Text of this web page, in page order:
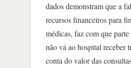
dados demonstram que a
recursos financeiros para
médicas, faz com que
não vá ao hospital receber
conta do valor das